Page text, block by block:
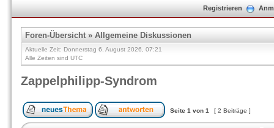
Registrieren
Foren-Übersicht» Allgemeine Diskussionen
Aktuelle Zeit: Donnerstag 6. August 2026, 07:21
Alle Zeiten sind UTC
Zappelphilipp-Syndrom
Seite 1 von 1 [ 2 Beiträge ]